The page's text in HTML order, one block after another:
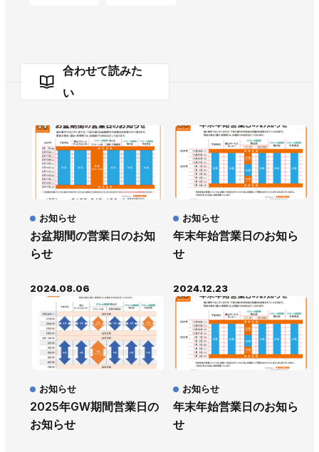
合わせて読みた
い
お盆期間の営業日のお知
らせ
お知らせ
2024.08.06
年末年始営業日のお知ら
せ
お知らせ
2024.12.23
2025年GW期間営業日の
お知らせ
お知らせ
年末年始営業日のお知ら
せ
お知らせ